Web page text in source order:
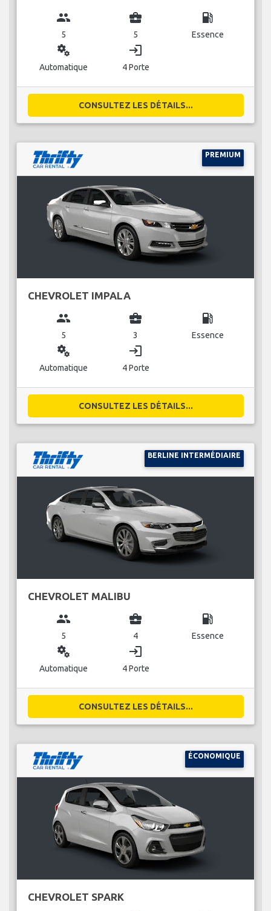
group
5
business_center
5
local_gas_station
Essence
miscellaneous_services
Automatique
login
4 Porte
CONSULTEZ LES DÉTAILS...
PREMIUM
CHEVROLET IMPALA
group
5
business_center
3
local_gas_station
Essence
miscellaneous_services
Automatique
login
4 Porte
CONSULTEZ LES DÉTAILS...
BERLINE INTERMÉDIAIRE
CHEVROLET MALIBU
group
5
business_center
4
local_gas_station
Essence
miscellaneous_services
Automatique
login
4 Porte
CONSULTEZ LES DÉTAILS...
ÉCONOMIQUE
CHEVROLET SPARK